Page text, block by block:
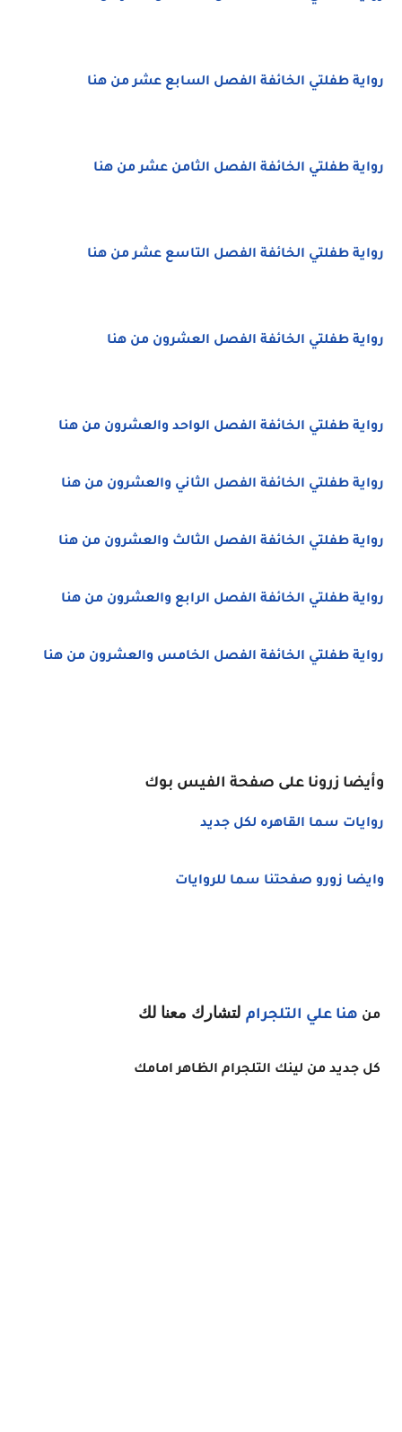
رواية طفلتي الخائفة الفصل السابع عشر من هنا
رواية طفلتي الخائفة الفصل الثامن عشر من هنا
رواية طفلتي الخائفة الفصل التاسع عشر من هنا
رواية طفلتي الخائفة الفصل العشرون من هنا
رواية طفلتي الخائفة الفصل الواحد والعشرون من هنا
رواية طفلتي الخائفة الفصل الثاني والعشرون من هنا
رواية طفلتي الخائفة الفصل الثالث والعشرون من هنا
رواية طفلتي الخائفة الفصل الرابع والعشرون من هنا
رواية طفلتي الخائفة الفصل الخامس والعشرون من هنا
وأيضا زرونا على صفحة الفيس بوك
روايات سما القاهره لكل جديد
وايضا زورو صفحتنا سما للروايات
من هنا علي التلجرام لتشارك معنا لك
كل جديد من لينك التلجرام الظاهر امامك